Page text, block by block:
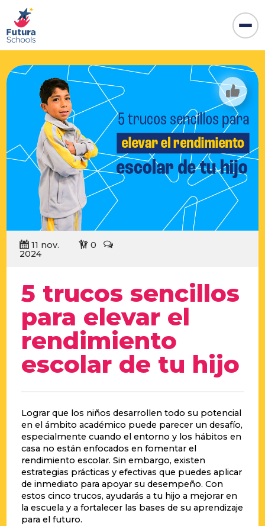
11 nov.
2024
0
5 trucos sencillos
para elevar el
rendimiento
escolar de tu hijo
Lograr que los niños desarrollen todo su potencial
en el ámbito académico puede parecer un desafío,
especialmente cuando el entorno y los hábitos en
casa no están enfocados en fomentar el
rendimiento escolar. Sin embargo, existen
estrategias prácticas y efectivas que puedes aplicar
de inmediato para apoyar su desempeño. Con
estos cinco trucos, ayudarás a tu hijo a mejorar en
la escuela y a fortalecer las bases de su aprendizaje
para el futuro.